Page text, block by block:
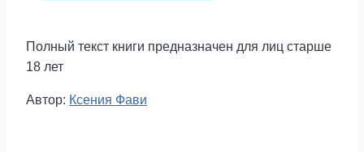
Полный текст книги предназначен для лиц старше
18 лет
Метки
Автор: Ксения Фави